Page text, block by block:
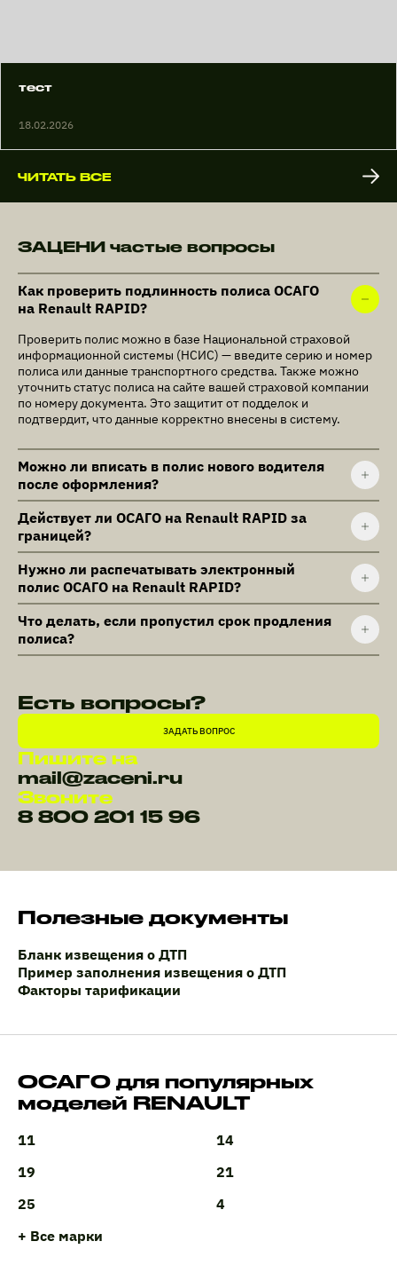
тест
18.02.2026
ЧИТАТЬ ВСЕ
ЗАЦЕНИ частые вопросы
Как проверить подлинность полиса ОСАГО
на Renault RAPID?
Проверить полис можно в базе Национальной страховой
информационной системы (НСИС) — введите серию и номер
полиса или данные транспортного средства. Также можно
уточнить статус полиса на сайте вашей страховой компании
по номеру документа. Это защитит от подделок и
подтвердит, что данные корректно внесены в систему.
Можно ли вписать в полис нового водителя
после оформления?
Действует ли ОСАГО на Renault RAPID за
границей?
Нужно ли распечатывать электронный
полис ОСАГО на Renault RAPID?
Что делать, если пропустил срок продления
полиса?
Есть вопросы?
ЗАДАТЬ ВОПРОС
Пишите на
mail@zaceni.ru
Звоните
8 800 201 15 96
Полезные документы
Бланк извещения о ДТП
Пример заполнения извещения о ДТП
Факторы тарификации
ОСАГО для популярных
моделей RENAULT
11
14
19
21
25
4
+ Все марки